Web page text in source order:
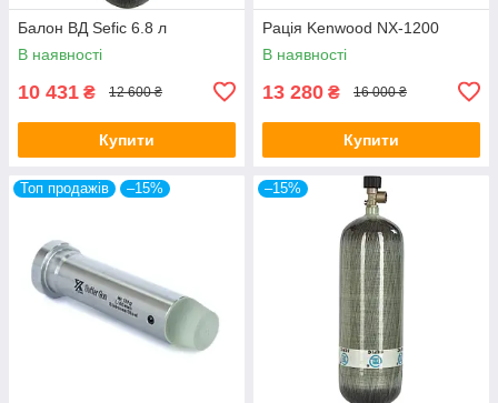
Балон ВД Sefic 6.8 л
В наявності
10 431 ₴ 12 600 ₴
Купити
Рація Kenwood NX-1200
В наявності
13 280 ₴ 16 000 ₴
Купити
Топ продажів –15% –15%